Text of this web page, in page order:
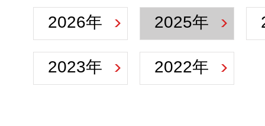
2026年 2025年
2023年 2022年